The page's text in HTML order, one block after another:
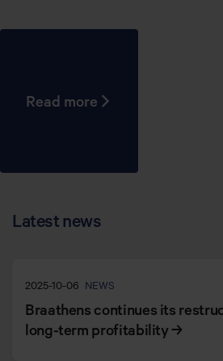
Read more
Latest news
2025-10-06 NEWS
Braathens continues its
long-term profitability→